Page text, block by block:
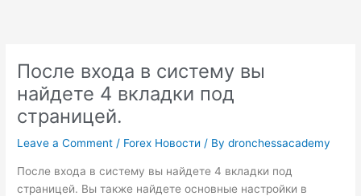
После входа в систему вы
найдете 4 вкладки под
страницей.
Leave a Comment / Forex Новости / Bydronchessacademy
После входа в систему вы найдете 4 вкладки под
страницей. Вы также найдете основные настройки в